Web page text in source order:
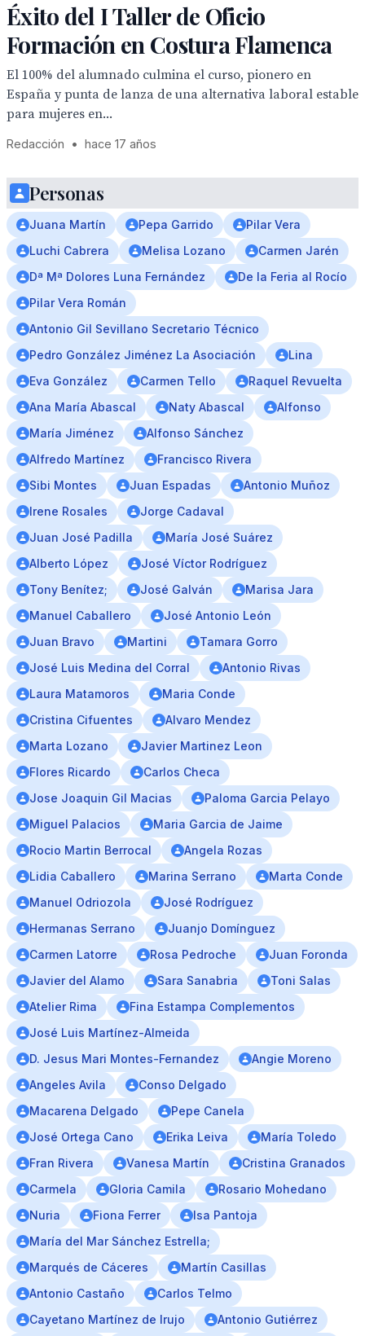
Éxito del I Taller de Oficio
Formación en Costura Flamenca
El 100% del alumnado culmina el curso, pionero en
España y punta de lanza de una alternativa laboral estable
para mujeres en...
Redacción • hace 17 años
Personas
Juana Martín Pepa Garrido
Pilar Vera
Luchi Cabrera
Melisa Lozano
Carmen Jarén
Dª Mª Dolores Luna Fernández
De la Feria al Rocío
Pilar Vera Román
Antonio Gil Sevillano Secretario Técnico
Pedro González Jiménez La Asociación
Lina
Eva González
Carmen Tello
Raquel Revuelta
Ana María Abascal
Naty Abascal
Alfonso
María Jiménez
Alfonso Sánchez
Alfredo Martínez
Francisco Rivera
Sibi Montes
Juan Espadas
Antonio Muñoz
Irene Rosales
Jorge Cadaval
Juan José Padilla
María José Suárez
Alberto López
José Víctor Rodríguez
Tony Benítez;
José Galván
Marisa Jara
Manuel Caballero
José Antonio León
Juan Bravo
Martini
Tamara Gorro
José Luis Medina del Corral
Antonio Rivas
Laura Matamoros
Maria Conde
Cristina Cifuentes
Alvaro Mendez
Marta Lozano
Javier Martinez Leon
Flores Ricardo
Carlos Checa
Jose Joaquin Gil Macias
Paloma Garcia Pelayo
Miguel Palacios
Maria Garcia de Jaime
Rocio Martin Berrocal
Angela Rozas
Lidia Caballero
Marina Serrano
Marta Conde
Manuel Odriozola
José Rodríguez
Hermanas Serrano
Juanjo Domínguez
Carmen Latorre
Rosa Pedroche
Juan Foronda
Javier del Alamo
Sara Sanabria
Toni Salas
Atelier Rima
Fina Estampa Complementos
José Luis Martínez-Almeida
D. Jesus Mari Montes-Fernandez
Angie Moreno
Angeles Avila
Conso Delgado
Macarena Delgado
Pepe Canela
José Ortega Cano
Erika Leiva
María Toledo
Fran Rivera
Vanesa Martín
Cristina Granados
Carmela
Gloria Camila
Rosario Mohedano
Nuria
Fiona Ferrer
Isa Pantoja
María del Mar Sánchez Estrella;
Marqués de Cáceres
Martín Casillas
Antonio Castaño
Carlos Telmo
Cayetano Martínez de Irujo
Antonio Gutiérrez